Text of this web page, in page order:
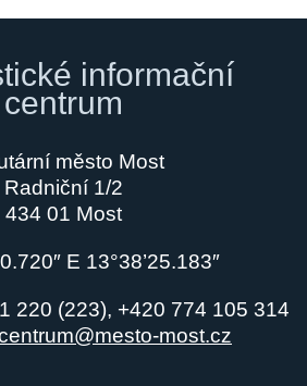
informační
centrum
město Most
Radniční 1/2
434 01 Most
E 13°38’25.183″
220 (223), +420 774 105 314
most.cz